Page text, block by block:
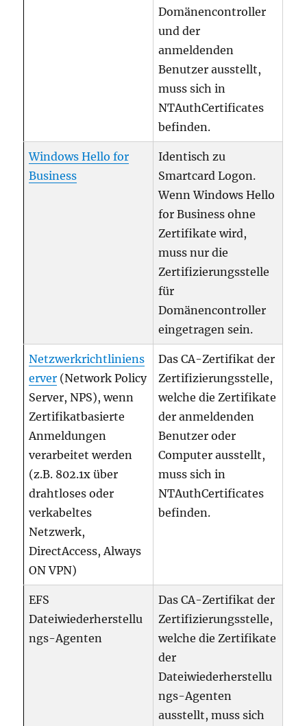
Domänencontroller
und der
anmeldenden
Benutzer ausstellt,
muss sich in
NTAuthCertificates
befinden.
Windows Hello for
Business
Identisch zu
Smartcard Logon.
Wenn Windows Hello
for Business ohne
Zertifikate wird,
muss nur die
Zertifizierungsstelle
für
Domänencontroller
eingetragen sein.
Netzwerkrichtliniens
erver (Network Policy
Server, NPS), wenn
Zertifikatbasierte
Anmeldungen
verarbeitet werden
(z.B. 802.1x über
drahtloses oder
verkabeltes
Netzwerk,
DirectAccess, Always
ON VPN)
Das CA-Zertifikat der
Zertifizierungsstelle,
welche die Zertifikate
der anmeldenden
Benutzer oder
Computer ausstellt,
muss sich in
NTAuthCertificates
befinden.
EFS
Dateiwiederherstellu
ngs-Agenten
Das CA-Zertifikat der
Zertifizierungsstelle,
welche die Zertifikate
der
Dateiwiederherstellu
ngs-Agenten
ausstellt, muss sich